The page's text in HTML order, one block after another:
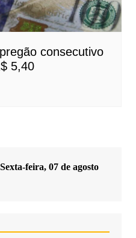
consecutivo
5,40
Sexta-feira, 07 de agosto